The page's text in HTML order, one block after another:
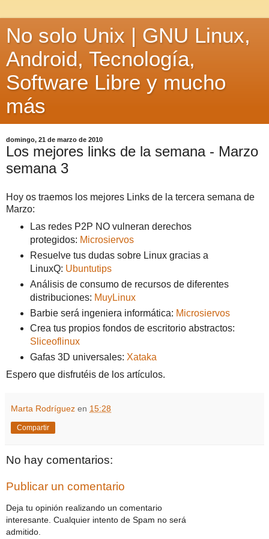
No solo Unix | GNU Linux,
Android, Tecnología,
Software Libre y mucho
más
domingo, 21 de marzo de 2010
Los mejores links de la semana - Marzo
semana 3
Hoy os traemos los mejores Links de la tercera semana de
Marzo:
Las redes P2P NO vulneran derechos
protegidos: Microsiervos
Resuelve tus dudas sobre Linux gracias a
LinuxQ: Ubuntutips
Análisis de consumo de recursos de diferentes
distribuciones: MuyLinux
Barbie será ingeniera informática: Microsiervos
Crea tus propios fondos de escritorio abstractos:
Sliceoflinux
Gafas 3D universales: Xataka
Espero que disfrutéis de los artículos.
Marta Rodríguez en 15:28
Compartir
No hay comentarios:
Publicar un comentario
Deja tu opinión realizando un comentario
interesante. Cualquier intento de Spam no será
admitido.